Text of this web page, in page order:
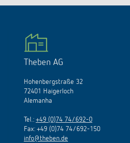
Theben AG
Hohenbergstraße 32
72401 Haigerloch
Alemanha
Tel.: +49 (0)74 74/692-0
Fax: +49 (0)74 74/692-150
info@theben.de